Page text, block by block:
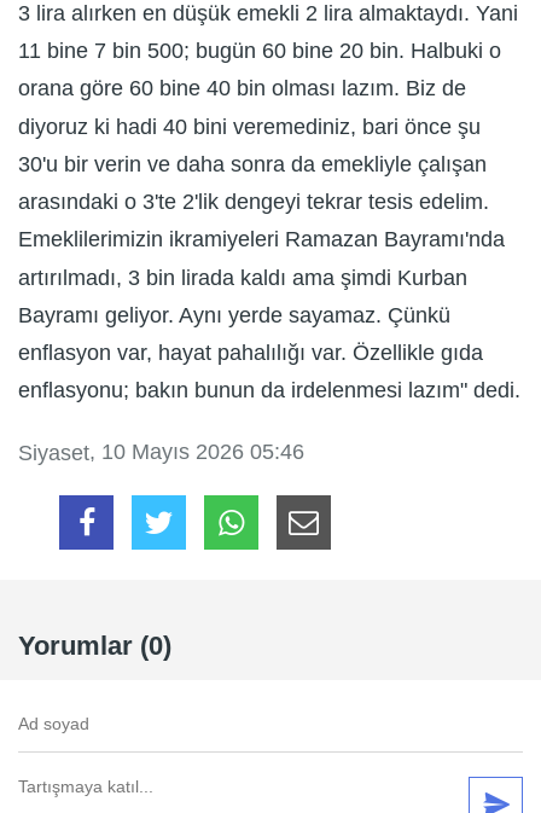
3 lira alırken en düşük emekli 2 lira almaktaydı. Yani
11 bine 7 bin 500; bugün 60 bine 20 bin. Halbuki o
orana göre 60 bine 40 bin olması lazım. Biz de
diyoruz ki hadi 40 bini veremediniz, bari önce şu
30'u bir verin ve daha sonra da emekliyle çalışan
arasındaki o 3'te 2'lik dengeyi tekrar tesis edelim.
Emeklilerimizin ikramiyeleri Ramazan Bayramı'nda
artırılmadı, 3 bin lirada kaldı ama şimdi Kurban
Bayramı geliyor. Aynı yerde sayamaz. Çünkü
enflasyon var, hayat pahalılığı var. Özellikle gıda
enflasyonu; bakın bunun da irdelenmesi lazım" dedi.
Siyaset, 10 Mayıs 2026 05:46
Yorumlar (0)